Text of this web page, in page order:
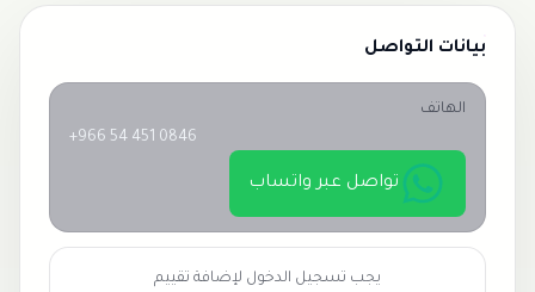
بيانات التواصل
الهاتف
+966 54 451 0846
تواصل عبر واتساب
يجب تسجيل الدخول لإضافة تقييم